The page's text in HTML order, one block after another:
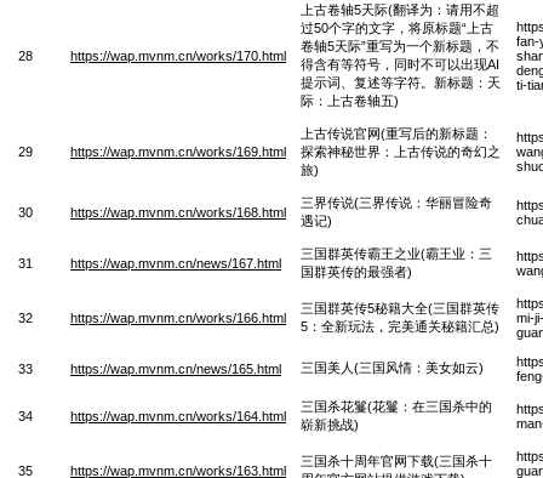
28 https://wap.mvnm.cn/works/170.html
上古卷轴5天际(翻译为：请用不超
过50个字的文字，将原标题“上古
卷轴5天际”重写为一个新标题，不
得含有等符号，同时不可以出现AI
提示词、复述等字符。新标题：天
际：上古卷轴五)
fan-
ti-
29 https://wap.mvnm.cn/works/169.html
上古传说官网(重写后的新标题：
探索神秘世界：上古传说的奇幻之
旅)
30 https://wap.mvnm.cn/works/168.html
三界传说(三界传说：华丽冒险奇
遇记)
31 https://wap.mvnm.cn/news/167.html
三国群英传霸王之业(霸王业：三
国群英传的最强者)
32 https://wap.mvnm.cn/works/166.html
三国群英传5秘籍大全(三国群英传
5：全新玩法，完美通关秘籍汇总)
mi-
33 https://wap.mvnm.cn/news/165.html 三国美人(三国风情：美女如云)
34 https://wap.mvnm.cn/works/164.html
三国杀花鬘(花鬘：在三国杀中的
崭新挑战)
35 https://wap.mvnm.cn/works/163.html
三国杀十周年官网下载(三国杀十